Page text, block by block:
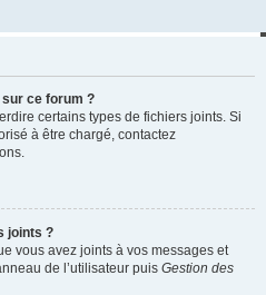
ce forum ?
certains types de fichiers joints. Si
à être chargé, contactez
joints ?
vous avez joints à vos messages et
de l’utilisateur puis Gestion des